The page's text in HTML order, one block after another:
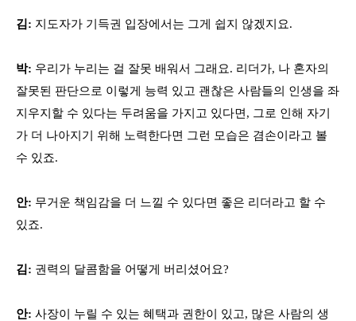
김: 지도자가 기득권 입장에서는 그게 쉽지 않겠지요.
박: 우리가 누리는 걸 잘못 배워서 그래요. 리더가, 나 혼자의
잘못된 판단으로 이렇게 능력 있고 괜찮은 사람들의 인생을 좌
지우지할 수 있다는 두려움을 가지고 있다면, 그로 인해 자기
가 더 나아지기 위해 노력한다면 그런 모습은 겸손이라고 볼
수 있죠.
안: 무거운 책임감을 더 느낄 수 있다면 좋은 리더라고 할 수
있죠.
김: 권력의 달콤함을 어떻게 버리셨어요?
안: 사장이 누릴 수 있는 혜택과 권한이 있고, 많은 사람의 생